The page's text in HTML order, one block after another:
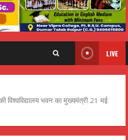
LIVE
विश्वविद्यालय भवन का मुख्यमंत्री 21 मई